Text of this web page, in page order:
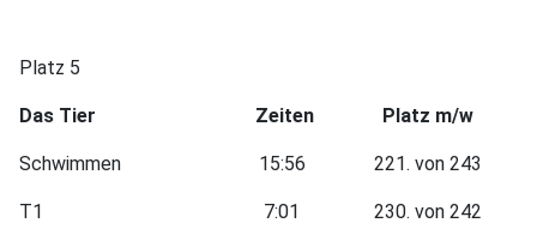
Platz 5
Das Tier Zeiten Platz m/w
Schwimmen 15:56 221. von 243
T1 7:01 230. von 242